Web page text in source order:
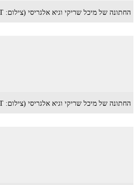
החתונה של מיכל שריקי וגיא אלגריסי (צילום: NEXT)
החתונה של מיכל שריקי וגיא אלגריסי (צילום: NEXT)